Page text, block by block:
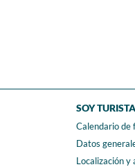
SOY TURISTA
Calendario de
Datos
Localización y